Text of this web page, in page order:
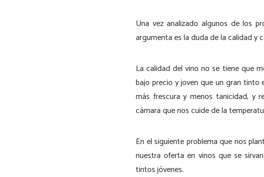
Una vez analizado algunos de los
argumenta es la duda de la calidad y
La calidad del vino no se tiene que
bajo precio y joven que un gran
más frescura y menos tanicidad, y
cámara que nos cuide de la
En el siguiente problema que nos
nuestra oferta en vinos que se
tintos jóvenes.